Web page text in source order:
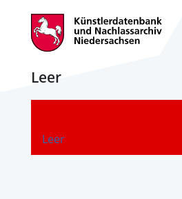
Leer
Leer